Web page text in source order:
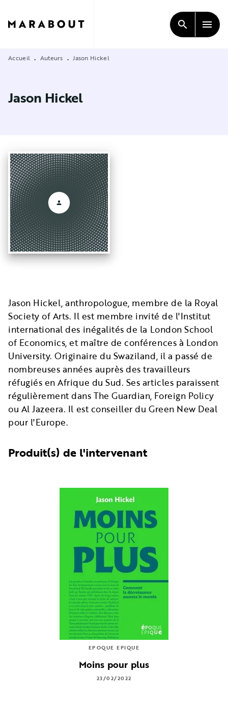
CONTENU
search menu
Accueil • Auteurs • Jason Hickel
Jason Hickel
Jason Hickel, anthropologue, membre de la Royal
Society of Arts. Il est membre invité de l'Institut
international des inégalités de la London School
of Economics, et maître de conférences à London
University. Originaire du Swaziland, il a passé de
nombreuses années auprès des travailleurs
réfugiés en Afrique du Sud. Ses articles paraissent
régulièrement dans The Guardian, Foreign Policy
ou Al Jazeera. Il est conseiller du Green New Deal
pour l'Europe.
Produit(s) de l'intervenant
EPOQUE EPIQUE
Moins pour plus
23/02/2022